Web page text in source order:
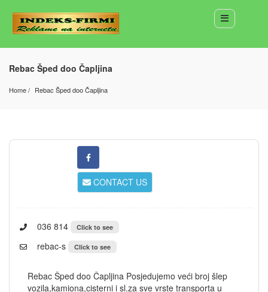
Rebac Šped doo Čapljina
Home Rebac Šped doo Čapljina
CONTACT US
036 814 Click to see
rebac-s Click to see
Rebac Šped doo Čapljina Posjedujemo veći broj šlep
vozila,kamiona,cisterni i sl.za sve vrste transporta u